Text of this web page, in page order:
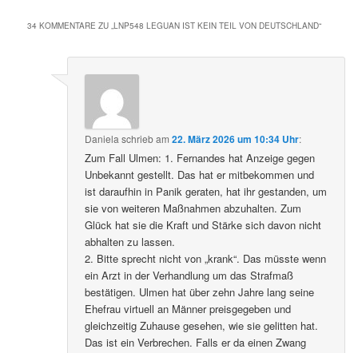
34 KOMMENTARE ZU „LNP548 LEGUAN IST KEIN TEIL VON DEUTSCHLAND“
Daniela schriebam22. März 2026 um 10:34 Uhr:
Zum Fall Ulmen: 1. Fernandes hat Anzeige gegen
Unbekannt gestellt. Das hat er mitbekommen und
ist daraufhin in Panik geraten, hat ihr gestanden, um
sie von weiteren Maßnahmen abzuhalten. Zum
Glück hat sie die Kraft und Stärke sich davon nicht
abhalten zu lassen.
2. Bitte sprecht nicht von „krank“. Das müsste wenn
ein Arzt in der Verhandlung um das Strafmaß
bestätigen. Ulmen hat über zehn Jahre lang seine
Ehefrau virtuell an Männer preisgegeben und
gleichzeitig Zuhause gesehen, wie sie gelitten hat.
Das ist ein Verbrechen. Falls er da einen Zwang